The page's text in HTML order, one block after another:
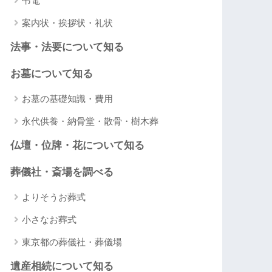
案内状・挨拶状・礼状
法事・法要について知る
お墓について知る
お墓の基礎知識・費用
永代供養・納骨堂・散骨・樹木葬
仏壇・位牌・花について知る
葬儀社・斎場を調べる
よりそうお葬式
小さなお葬式
東京都の葬儀社・葬儀場
遺産相続について知る